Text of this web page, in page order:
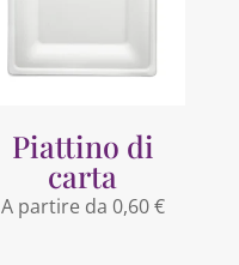
Piattino di
carta
A partire da 0,60€